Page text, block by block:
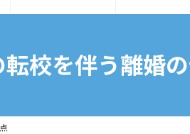
校を伴う離婚